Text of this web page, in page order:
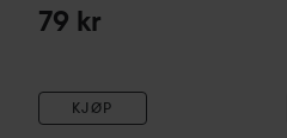
79 kr
KJØP